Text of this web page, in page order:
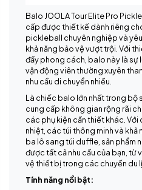
Balo JOOLA Tour Elite Pro
cấp được thiết kế dành riêng
pickleball chuyên nghiệp và
khả năng bảo vệ vượt trội. Với
đầy phong cách, balo này là sự
vận động viên thường xuyên
nhu cầu di chuyển nhiều.
Là chiếc balo lớn nhất trong bộ
cung cấp không gian rộng rãi
các phụ kiện cần thiết khác.
nhiệt, các túi thông minh và khả
ba lô sang túi duffle, sản phẩm
được tất cả nhu cầu của bạn, từ
vệ thiết bị trong các chuyến du
Tính năng nổi bật: